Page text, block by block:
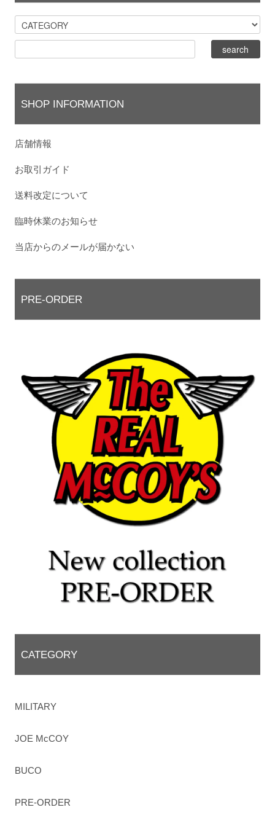
SHOP INFORMATION
店舗情報
お取引ガイド
送料改定について
臨時休業のお知らせ
当店からのメールが届かない
PRE-ORDER
CATEGORY
MILITARY
JOE McCOY
BUCO
PRE-ORDER